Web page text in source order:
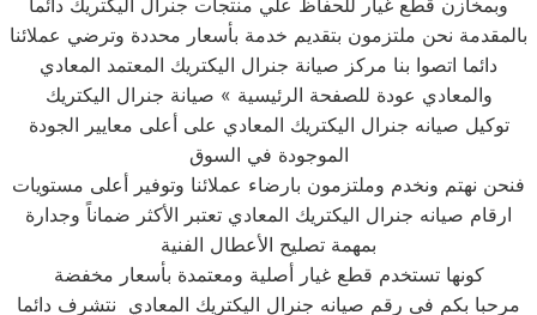
وبمخازن قطع غيار للحفاظ علي منتجات جنرال اليكتريك دائما
بالمقدمة نحن ملتزمون بتقديم خدمة بأسعار محددة وترضي عملائنا
دائما اتصوا بنا مركز صيانة جنرال اليكتريك المعتمد المعادي
والمعادي عودة للصفحة الرئيسية » صيانة جنرال اليكتريك
توكيل صيانه جنرال اليكتريك المعادي على أعلى معايير الجودة
الموجودة في السوق
فنحن نهتم ونخدم وملتزمون بارضاء عملائنا وتوفير أعلى مستويات
ارقام صيانه جنرال اليكتريك المعادي تعتبر الأكثر ضماناً وجدارة
بمهمة تصليح الأعطال الفنية
كونها تستخدم قطع غيار أصلية ومعتمدة بأسعار مخفضة
مرحبا بكم فى رقم صيانه جنرال اليكتريك المعادي نتشرف دائما